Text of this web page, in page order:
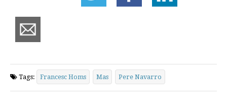
Tags: Francesc Homs Mas Pere Navarro